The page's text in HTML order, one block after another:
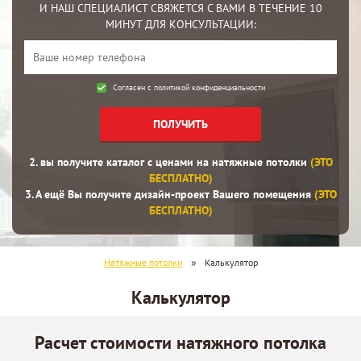
И НАШ СПЕЦИАЛИСТ СВЯЖЕТСЯ С ВАМИ В ТЕЧЕНИЕ 10
МИНУТ ДЛЯ КОНСУЛЬТАЦИИ:
Согласен с политикой конфиденциальности
ПОЛУЧИТЬ
2. вы получите каталог с ценами на натяжные потолки (ЭТО
БЕСПЛАТНО)
3. А ещё Вы получите дизайн-проект Вашего помещения (ЭТО
БЕСПЛАТНО)
Натяжные потолки » Калькулятор
Калькулятор
Расчет стоимости натяжного потолка